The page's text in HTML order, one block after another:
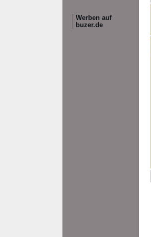
Werben auf
buzer.de